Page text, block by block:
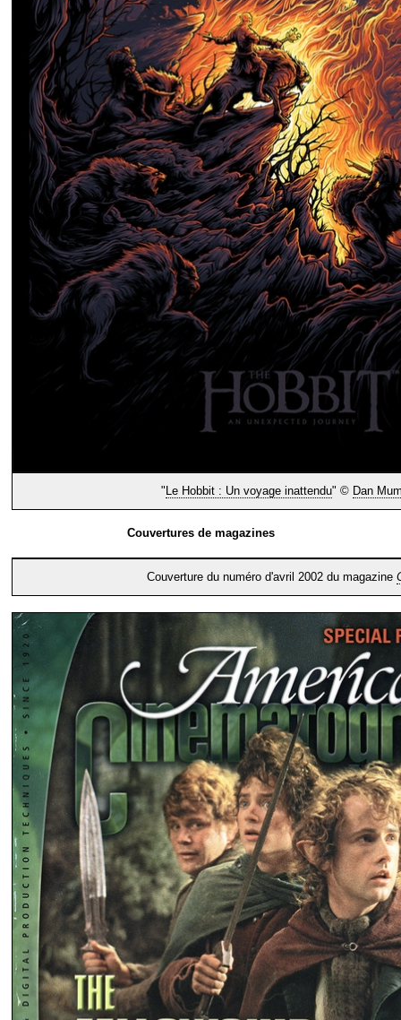
" Le Hobbit : Un voyage inattendu" © Dan
Couvertures de magazines
Couverture du numéro d'avril 2002 du magazine